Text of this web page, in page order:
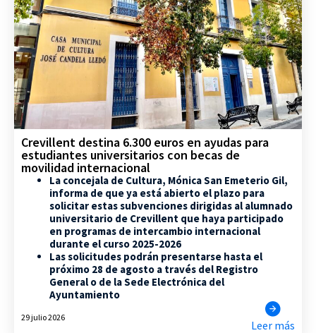
Crevillent destina 6.300 euros en ayudas para
estudiantes universitarios con becas de
movilidad internacional
La concejala de Cultura, Mónica San Emeterio Gil,
informa de que ya está abierto el plazo para
solicitar estas subvenciones dirigidas al alumnado
universitario de Crevillent que haya participado
en programas de intercambio internacional
durante el curso 2025-2026
Las solicitudes podrán presentarse hasta el
próximo 28 de agosto a través del Registro
General o de la Sede Electrónica del
Ayuntamiento
29 julio 2026
Leer más